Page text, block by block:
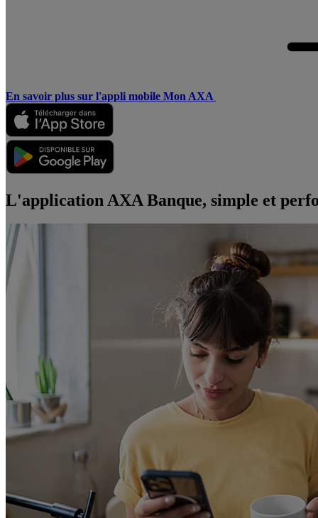
En savoir plus sur l'appli mobile Mon AXA
L'application AXA Banque, simple et